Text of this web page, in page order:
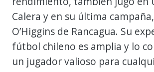
Calera y en su última
O’Higgins de Rancagua. Su
fútbol chileno es amplia y lo
un jugador valioso para